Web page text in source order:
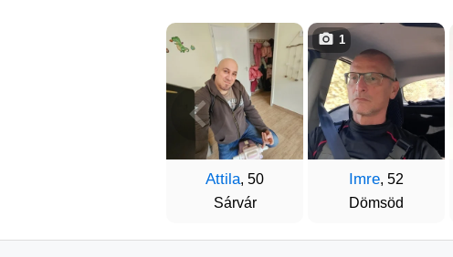
Attila, 50
Sárvár
Imre, 52
Dömsöd
1